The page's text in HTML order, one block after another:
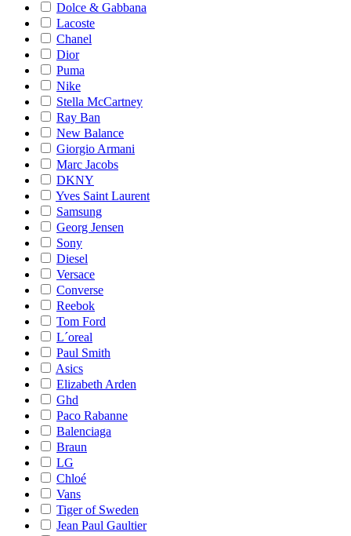
Dolce & Gabbana
Lacoste
Chanel
Dior
Puma
Nike
Stella McCartney
Ray Ban
New Balance
Giorgio Armani
Marc Jacobs
DKNY
Yves Saint Laurent
Samsung
Georg Jensen
Sony
Diesel
Versace
Converse
Reebok
Tom Ford
L´oreal
Paul Smith
Asics
Elizabeth Arden
Ghd
Paco Rabanne
Balenciaga
Braun
LG
Chloé
Vans
Tiger of Sweden
Jean Paul Gaultier